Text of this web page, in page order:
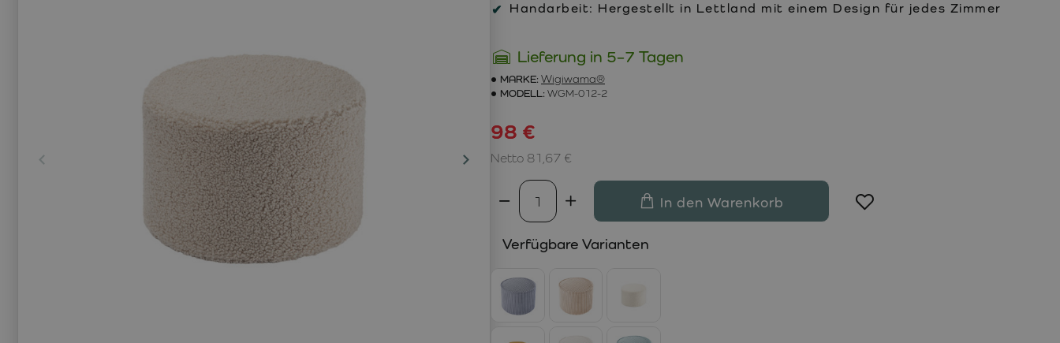
Handarbeit: Hergestellt in Lettland mit einem Design für jedes Zimmer
Lieferung in 5–7 Tagen
MARKE: Wigiwama®
MODELL: WGM-012-2
98 €
Netto 81,67 €
In den Warenkorb
Verfügbare Varianten